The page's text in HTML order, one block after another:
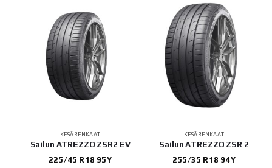
KESÄRENKAAT
Sailun ATREZZO ZSR2 EV
225/45 R18 95Y
KESÄRENKAAT
Sailun ATREZZO ZSR 2
255/35 R18 94Y